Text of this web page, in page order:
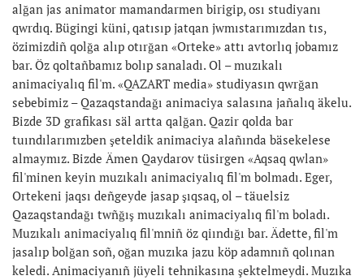
alğan jas animator mamandarmen birigip, osı studiyanı
qwrdıq. Bügingi küni, qatısıp jatqan jwmıstarımızdan tıs,
özimizdiñ qolğa alıp otırğan «Orteke» attı avtorlıq jobamız
bar. Öz qoltañbamız bolıp sanaladı. Ol – muzıkalı
animaciyalıq fil'm. «QAZART media» studiyasın qwrğan
sebebimiz – Qazaqstandağı animaciya salasına jañalıq äkelu.
Bizde 3D grafikası säl artta qalğan. Qazir qolda bar
tuındılarımızben şeteldik animaciya alañında bäsekelese
almaymız. Bizde Ämen Qaydarov tüsirgen «Aqsaq qwlan»
fil'minen keyin muzıkalı animaciyalıq fil'm bolmadı. Eger,
Ortekeni jaqsı deñgeyde jasap şıqsaq, ol – täuelsiz
Qazaqstandağı twñğış muzıkalı animaciyalıq fil'm boladı.
Muzıkalı animaciyalıq fil'mniñ öz qiındığı bar. Ädette, fil'm
jasalıp bolğan soñ, oğan muzıka jazu köp adamnıñ qolınan
keledi. Animaciyanıñ jüyeli tehnikasına şektelmeydi. Muzıka